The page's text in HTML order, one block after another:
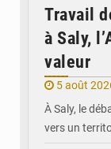
Travail
à Saly,
valeur
5 août
À Saly, le
vers un